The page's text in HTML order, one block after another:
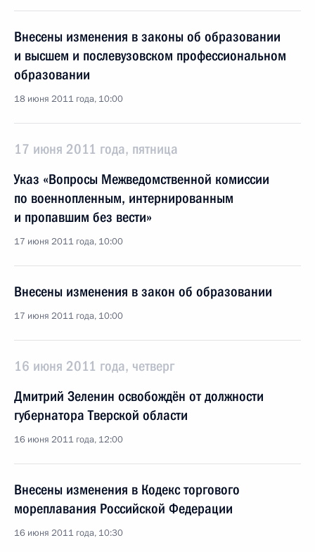
Внесены изменения в законы об образовании
и высшем и послевузовском профессиональном
образовании
18 июня 2011 года, 10:00
17 июня 2011 года, пятница
Указ «Вопросы Межведомственной комиссии
по военнопленным, интернированным
и пропавшим без вести»
17 июня 2011 года, 10:00
Внесены изменения в закон об образовании
17 июня 2011 года, 10:00
16 июня 2011 года, четверг
Дмитрий Зеленин освобождён от должности
губернатора Тверской области
16 июня 2011 года, 12:00
Внесены изменения в Кодекс торгового
мореплавания Российской Федерации
16 июня 2011 года, 10:30